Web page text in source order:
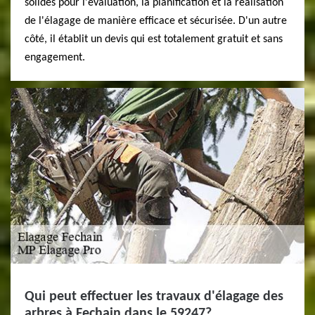
solides pour l'évaluation, la planification et la réalisation
de l'élagage de manière efficace et sécurisée. D'un autre
côté, il établit un devis qui est totalement gratuit et sans
engagement.
Qui peut effectuer les travaux d'élagage des